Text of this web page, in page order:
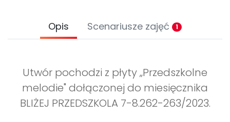
Opis Scenariusze zajęć 1
Utwór pochodzi z płyty „Przedszkolne
melodie" dołączonej do miesięcznika
BLIŻEJ PRZEDSZKOLA 7-8.262-263/2023.